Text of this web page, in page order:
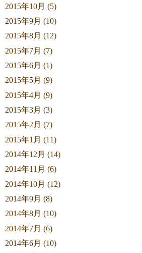
2015年10月 (5)
2015年9月 (10)
2015年8月 (12)
2015年7月 (7)
2015年6月 (1)
2015年5月 (9)
2015年4月 (9)
2015年3月 (3)
2015年2月 (7)
2015年1月 (11)
2014年12月 (14)
2014年11月 (6)
2014年10月 (12)
2014年9月 (8)
2014年8月 (10)
2014年7月 (6)
2014年6月 (10)